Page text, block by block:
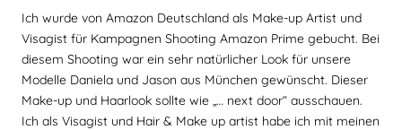
Ich wurde von Amazon Deutschland als Make-up Artist und
Visagist für Kampagnen Shooting Amazon Prime gebucht. Bei
diesem Shooting war ein sehr natürlicher Look für unsere
Modelle Daniela und Jason aus München gewünscht. Dieser
Make-up und Haarlook sollte wie „… next door“ ausschauen.
Ich als Visagist und Hair & Make up artist habe ich mit meinen